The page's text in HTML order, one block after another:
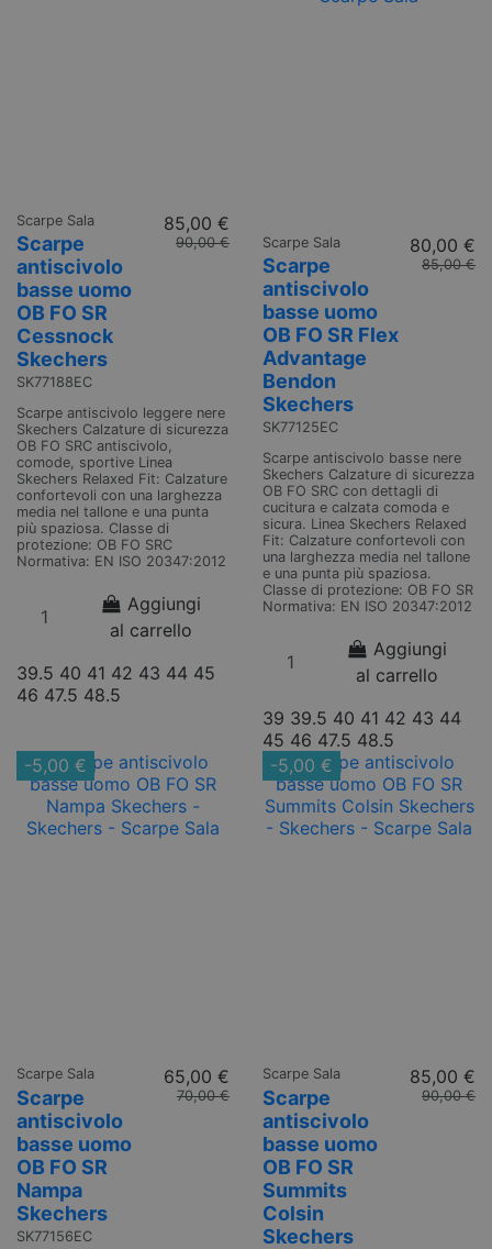
Scarpe Sala
Scarpe
antiscivolo
basse uomo
OB FO SR
Cessnock
Skechers
SK77188EC
85,00 €
90,00 €
Scarpe antiscivolo leggere nere
Skechers Calzature di sicurezza
OB FO SRC antiscivolo,
comode, sportive Linea
Skechers Relaxed Fit: Calzature
confortevoli con una larghezza
media nel tallone e una punta
più spaziosa. Classe di
protezione: OB FO SRC
Normativa: EN ISO 20347:2012
Aggiungi
al carrello
39.5 40 41 42 43 44 45
46 47.5 48.5
Scarpe Sala
Scarpe
antiscivolo
basse uomo
OB FO SR Flex
Advantage
Bendon
Skechers
SK77125EC
80,00 €
85,00 €
Scarpe antiscivolo basse nere
Skechers Calzature di sicurezza
OB FO SRC con dettagli di
cucitura e calzata comoda e
sicura. Linea Skechers Relaxed
Fit: Calzature confortevoli con
una larghezza media nel tallone
e una punta più spaziosa.
Classe di protezione: OB FO SR
Normativa: EN ISO 20347:2012
Aggiungi
al carrello
39 39.5 40 41 42 43 44
45 46 47.5 48.5
-5,00 €
Scarpe Sala
Scarpe
antiscivolo
basse uomo
OB FO SR
Nampa
Skechers
SK77156EC
65,00 €
70,00 €
-5,00 €
Scarpe Sala
Scarpe
antiscivolo
basse uomo
OB FO SR
Summits
Colsin
Skechers
85,00 €
90,00 €